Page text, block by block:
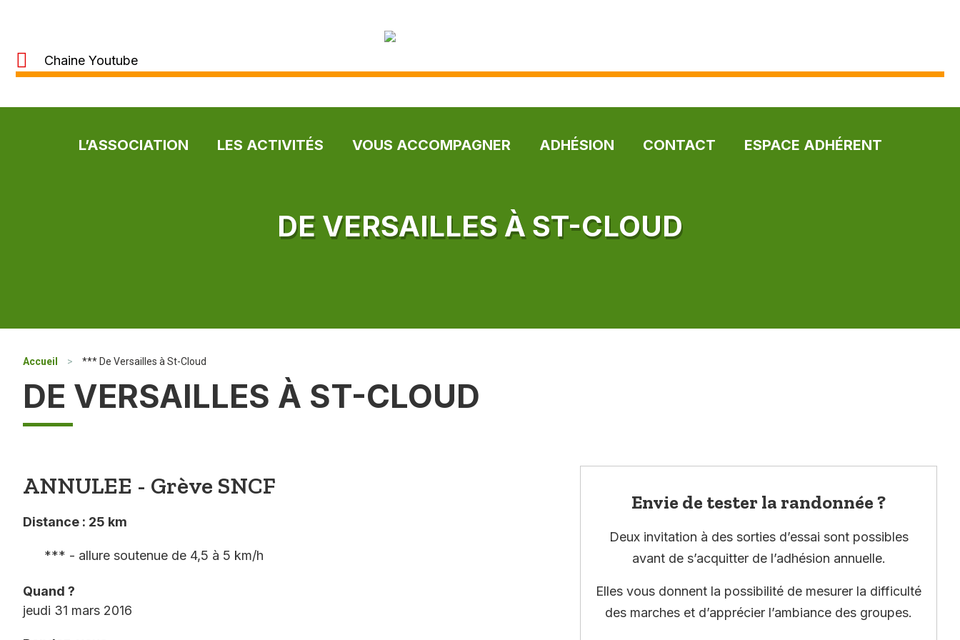
Chaine Youtube
L’ASSOCIATION LES ACTIVITÉS VOUS ACCOMPAGNER ADHÉSION CONTACT ESPACE ADHÉRENT
DE VERSAILLES À ST-CLOUD
Accueil > *** De Versailles à St-Cloud
DE VERSAILLES À ST-CLOUD
ANNULEE - Grève SNCF
Distance : 25 km
*** - allure soutenue de 4,5 à 5 km/h
Quand ?
jeudi 31 mars 2016
Envie de tester la randonnée ?
Deux invitation à des sorties d’essai sont possibles
avant de s’acquitter de l’adhésion annuelle.
Elles vous donnent la possibilité de mesurer la difficulté
des marches et d’apprécier l’ambiance des groupes.